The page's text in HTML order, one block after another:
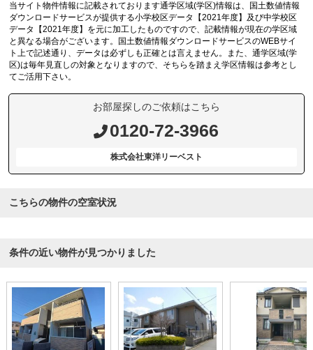
当サイト物件情報に記載されております通学区域(学区)情報は、国土数値情報
ダウンロードサービスが提供する小学校区データ【2021年度】及び中学校区
データ【2021年度】を元に加工したものですので、記載情報が現在の学区域
と異なる場合がございます。国土数値情報ダウンロードサービスのWEBサイ
ト上で記述通り、データは必ずしも正確とは言えません。また、通学区域(学
区)は毎年見直しの対象となりますので、そちらを踏まえ学区情報は参考とし
てご活用下さい。
お部屋探しのご依頼はこちら
0120-72-3966
株式会社東洋リーベスト
こちらの物件の空室状況
条件の近い物件が見つかりました